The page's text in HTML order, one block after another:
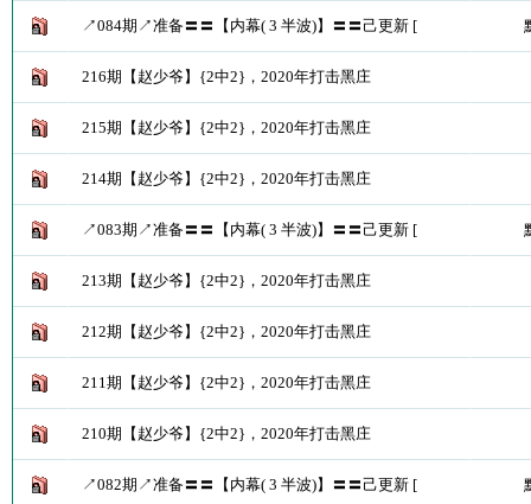
↗084期↗准备〓〓【内幕( 3 半波)】〓〓己更新 [
216期【赵少爷】{2中2}，2020年打击黑庄
215期【赵少爷】{2中2}，2020年打击黑庄
214期【赵少爷】{2中2}，2020年打击黑庄
↗083期↗准备〓〓【内幕( 3 半波)】〓〓己更新 [
213期【赵少爷】{2中2}，2020年打击黑庄
212期【赵少爷】{2中2}，2020年打击黑庄
211期【赵少爷】{2中2}，2020年打击黑庄
210期【赵少爷】{2中2}，2020年打击黑庄
↗082期↗准备〓〓【内幕( 3 半波)】〓〓己更新 [